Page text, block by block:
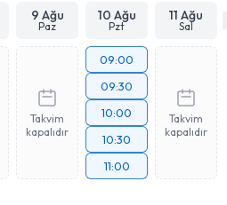
9 Ağu
Paz
10 Ağu
Pzt
11 Ağu
Sal
Takvim
kapalıdır
09:00
09:30
10:00
10:30
11:00
Takvim
kapalıdır